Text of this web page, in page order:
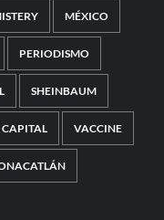
MÉXICO
PERIODISMO
SHEINBAUM
VACCINE